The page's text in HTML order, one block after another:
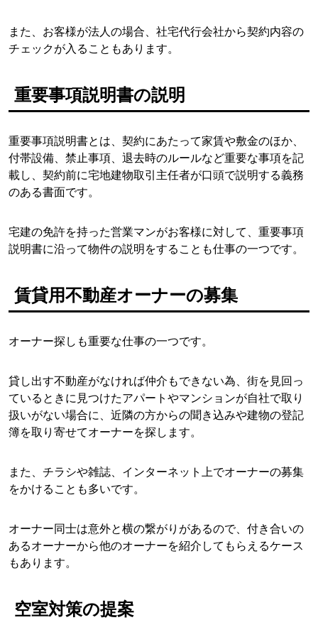
また、お客様が法人の場合、社宅代行会社から契約内容の
チェックが入ることもあります。
重要事項説明書の説明
重要事項説明書とは、契約にあたって家賃や敷金のほか、
付帯設備、禁止事項、退去時のルールなど重要な事項を記
載し、契約前に宅地建物取引主任者が口頭で説明する義務
のある書面です。
宅建の免許を持った営業マンがお客様に対して、重要事項
説明書に沿って物件の説明をすることも仕事の一つです。
賃貸用不動産オーナーの募集
オーナー探しも重要な仕事の一つです。
貸し出す不動産がなければ仲介もできない為、街を見回っ
ているときに見つけたアパートやマンションが自社で取り
扱いがない場合に、近隣の方からの聞き込みや建物の登記
簿を取り寄せてオーナーを探します。
また、チラシや雑誌、インターネット上でオーナーの募集
をかけることも多いです。
オーナー同士は意外と横の繋がりがあるので、付き合いの
あるオーナーから他のオーナーを紹介してもらえるケース
もあります。
空室対策の提案